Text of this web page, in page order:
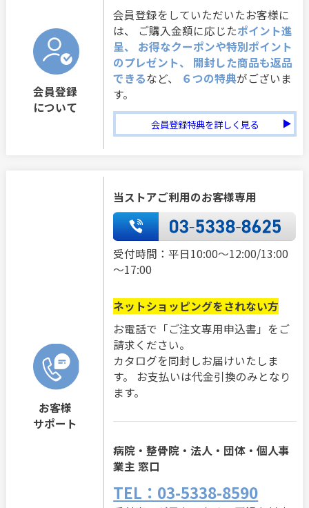
会員登録
について
会員登録をしていただいたお客様に
は、 ご購入金額に応じたポイント進
呈、 お得なクーポンや特別ポイント
のプレゼント、 開封した商品も返品
できるなど、 ６つの特典がございま
す。
会員登録特典を詳しく見る
お客様
サポート
当ストアご利用のお客様専用
受付時間：平日10:00～12:00/13:00
～17:00
ネットショッピングをされない方
お電話で「ご注文専用申込書」をご
請求ください。
カタログを同封しお届けいたしま
す。 お支払いは代金引換のみとなり
ます。
病院・整骨院・法人・団体・個人事
業主 窓口
TEL：03-5338-8590